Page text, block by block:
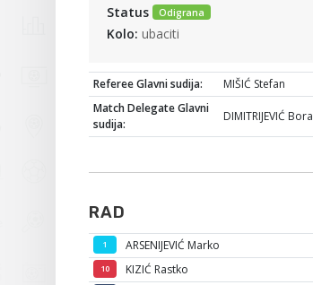
Status
Odigrana
Kolo: ubaciti
Referee Glavni sudija:
MIŠIĆ Stefan
Match Delegate Glavni
sudija:
DIMITRIJEVIĆ Bora
RAD
1 ARSENIJEVIĆ Marko
10 KIZIĆ Rastko